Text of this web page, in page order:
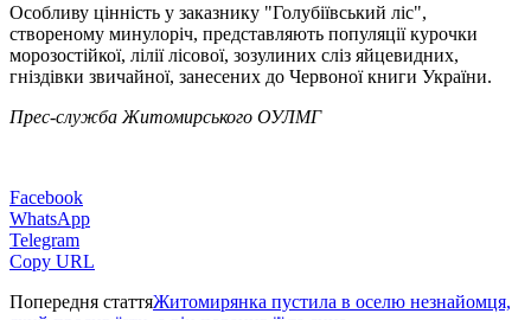
Особливу цінність у заказнику "Голубіївський ліс",
створеному минулоріч, представляють популяції курочки
морозостійкої, лілії лісової, зозулиних сліз яйцевидних,
гніздівки звичайної, занесених до Червоної книги України.
Прес-служба Житомирського ОУЛМГ
Facebook
WhatsApp
Telegram
Copy URL
Попередня статтяЖитомирянка пустила в оселю незнайомця,